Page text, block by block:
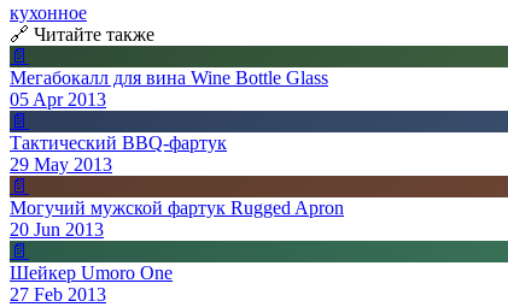
кухонное
🔗 Читайте также
📄
Мегабокалл для вина Wine Bottle Glass
05 Apr 2013
📄
Тактический BBQ-фартук
29 May 2013
📄
Могучий мужской фартук Rugged Apron
20 Jun 2013
📄
Шейкер Umoro One
27 Feb 2013